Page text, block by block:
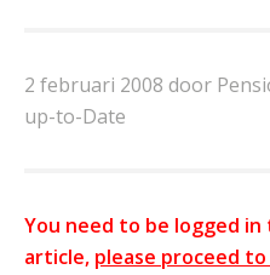
2 februari 2008 door
up-to-Date
You need to be logged
article, please proceed